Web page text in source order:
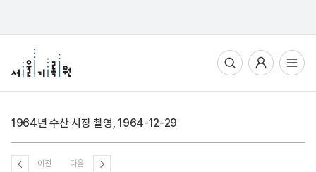
전체메뉴열기
1964년 수산 시장 촬영, 1964-12-29
이전 다음